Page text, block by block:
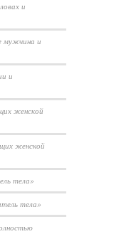
и
мужчина и
и
женской
женской
тела»
тела»